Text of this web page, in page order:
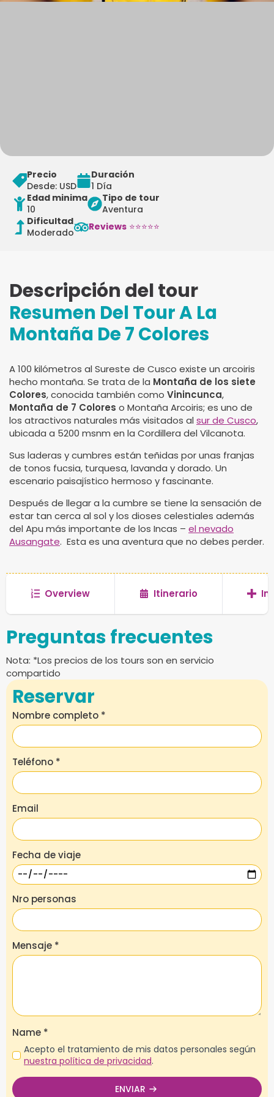
Precio
Desde: USD
Duración
1 Día
Edad minima
10
Tipo de tour
Aventura
Dificultad
Moderado
Reviews ⭐⭐⭐⭐⭐
Descripción del tour
Resumen Del Tour A La
Montaña De 7 Colores
A 100 kilómetros al Sureste de Cusco existe un arcoiris
hecho montaña. Se trata de la Montaña de los siete
Colores, conocida también como Vinincunca,
Montaña de 7 Colores o Montaña Arcoiris; es uno de
los atractivos naturales más visitados al sur de Cusco,
ubicada a 5200 msnm en la Cordillera del Vilcanota.
Sus laderas y cumbres están teñidas por unas franjas
de tonos fucsia, turquesa, lavanda y dorado. Un
escenario paisajístico hermoso y fascinante.
Después de llegar a la cumbre se tiene la sensación de
estar tan cerca al sol y los dioses celestiales además
del Apu más importante de los Incas – el nevado
Ausangate. Esta es una aventura que no debes perder.
Overview Itinerario
Preguntas frecuentes
Nota: *Los precios de los tours son en servicio
compartido
Reservar
Nombre completo *
Teléfono *
Email
Fecha de viaje
Nro personas
Mensaje *
Name *
Acepto el tratamiento de mis datos personales según
nuestra política de privacidad.
ENVIAR